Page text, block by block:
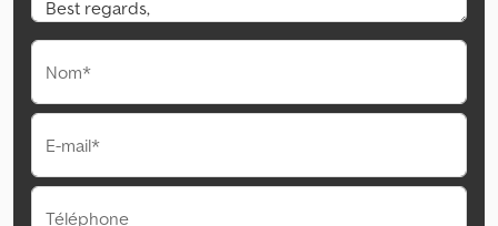
Nom*
E-mail*
Téléphone